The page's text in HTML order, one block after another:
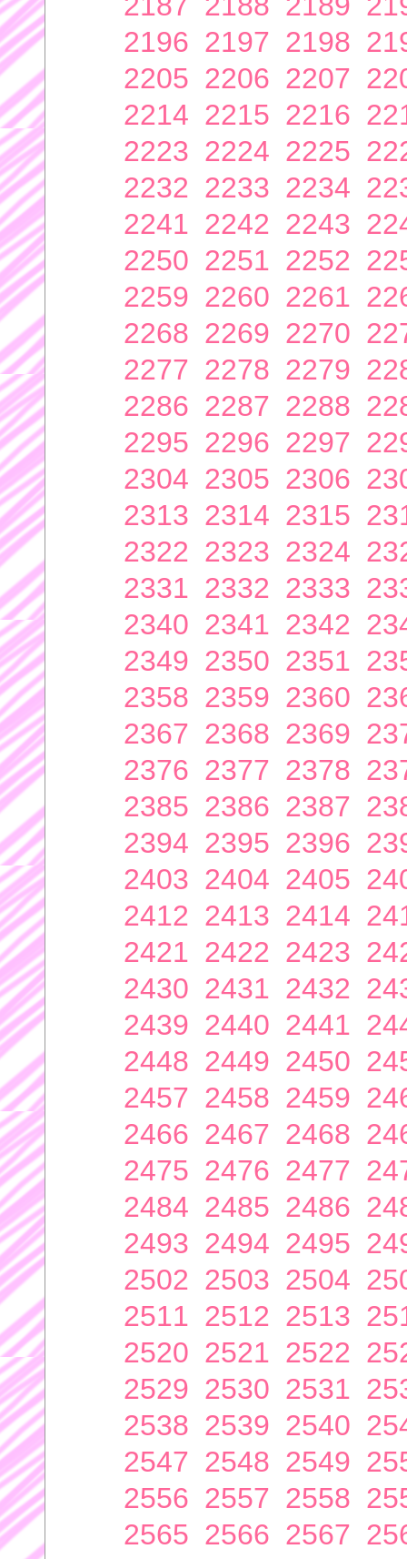
2196 2197 2198
2205 2206 2207
2214 2215 2216
2223 2224 2225
2232 2233 2234
2241 2242 2243
2250 2251 2252
2259 2260 2261
2268 2269 2270
2277 2278 2279
2286 2287 2288
2295 2296 2297
2304 2305 2306
2313 2314 2315
2322 2323 2324
2331 2332 2333
2340 2341 2342
2349 2350 2351
2358 2359 2360
2367 2368 2369
2376 2377 2378
2385 2386 2387
2394 2395 2396
2403 2404 2405
2412 2413 2414
2421 2422 2423
2430 2431 2432
2439 2440 2441
2448 2449 2450
2457 2458 2459
2466 2467 2468
2475 2476 2477
2484 2485 2486
2493 2494 2495
2502 2503 2504
2511 2512 2513
2520 2521 2522
2529 2530 2531
2538 2539 2540
2547 2548 2549
2556 2557 2558
2565 2566 2567